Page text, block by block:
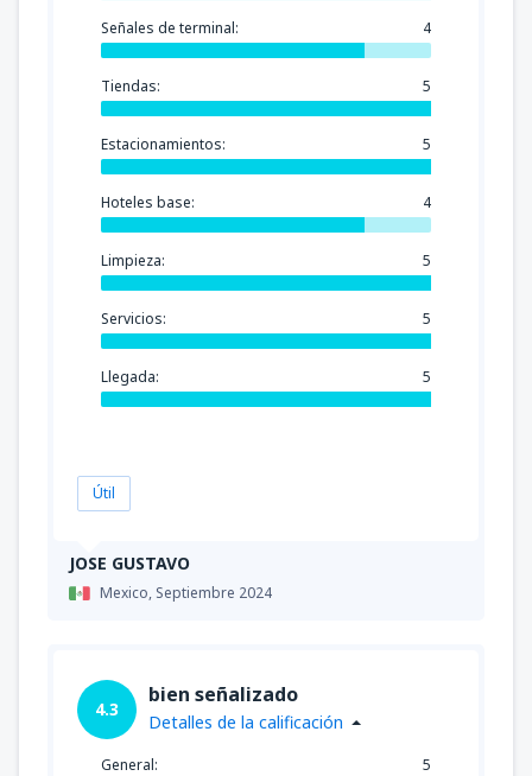
JOSE GUSTAVO
Mexico, Septiembre 2024
Señales de terminal: 4
Tiendas: 5
Estacionamientos: 5
Hoteles base: 4
Limpieza: 5
Servicios: 5
Llegada: 5
Útil
4.3
bien señalizado
Detalles de la calificación
General: 5